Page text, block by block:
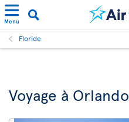
Menu
Floride
Voyage à Orlando